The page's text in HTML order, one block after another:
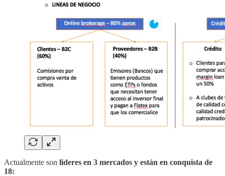
Actualmente son lideres en 3 mercados y están en conquista de
18: